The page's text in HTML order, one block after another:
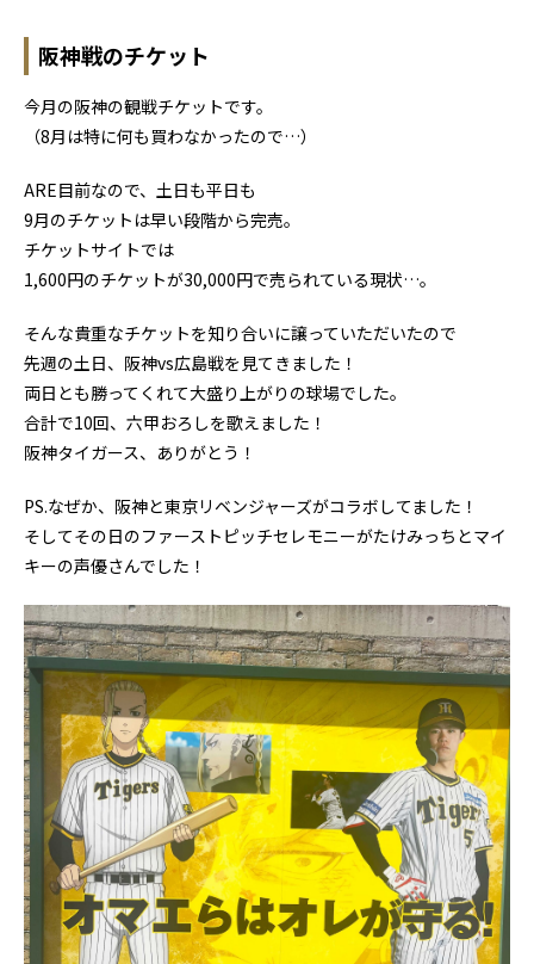
阪神戦のチケット
今月の阪神の観戦チケットです。
（8月は特に何も買わなかったので…）
ARE目前なので、土日も平日も
9月のチケットは早い段階から完売。
チケットサイトでは
1,600円のチケットが30,000円で売られている現状…。
そんな貴重なチケットを知り合いに譲っていただいたので
先週の土日、阪神vs広島戦を見てきました！
両日とも勝ってくれて大盛り上がりの球場でした。
合計で10回、六甲おろしを歌えました！
阪神タイガース、ありがとう！
PS.なぜか、阪神と東京リベンジャーズがコラボしてました！
そしてその日のファーストピッチセレモニーがたけみっちとマイ
キーの声優さんでした！